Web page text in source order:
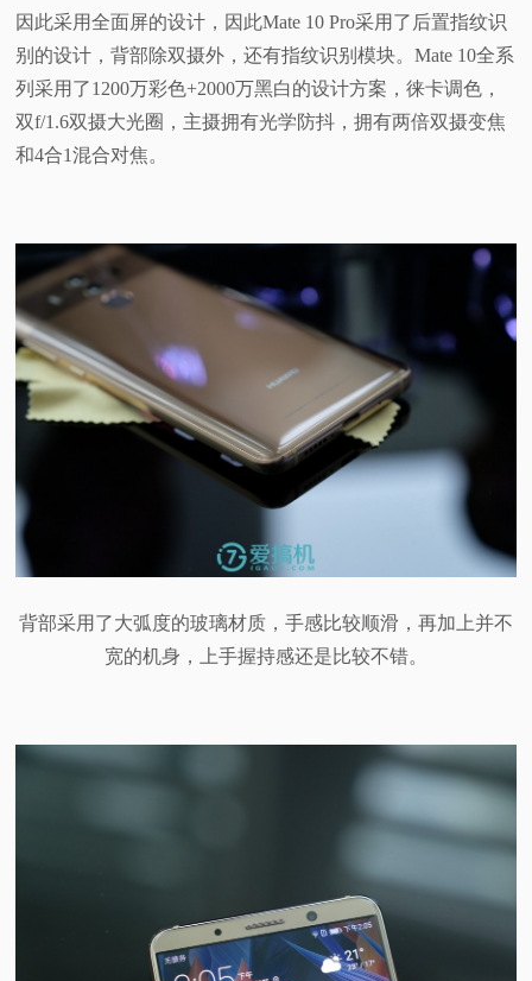
因此采用全面屏的设计，因此Mate 10 Pro采用了后置指纹识
别的设计，背部除双摄外，还有指纹识别模块。Mate 10全系
列采用了1200万彩色+2000万黑白的设计方案，徕卡调色，
双f/1.6双摄大光圈，主摄拥有光学防抖，拥有两倍双摄变焦
和4合1混合对焦。
背部采用了大弧度的玻璃材质，手感比较顺滑，再加上并不
宽的机身，上手握持感还是比较不错。